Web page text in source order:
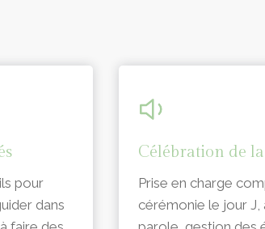
pour
dans
Célébration de
Prise en charge
cérémonie le jour J,